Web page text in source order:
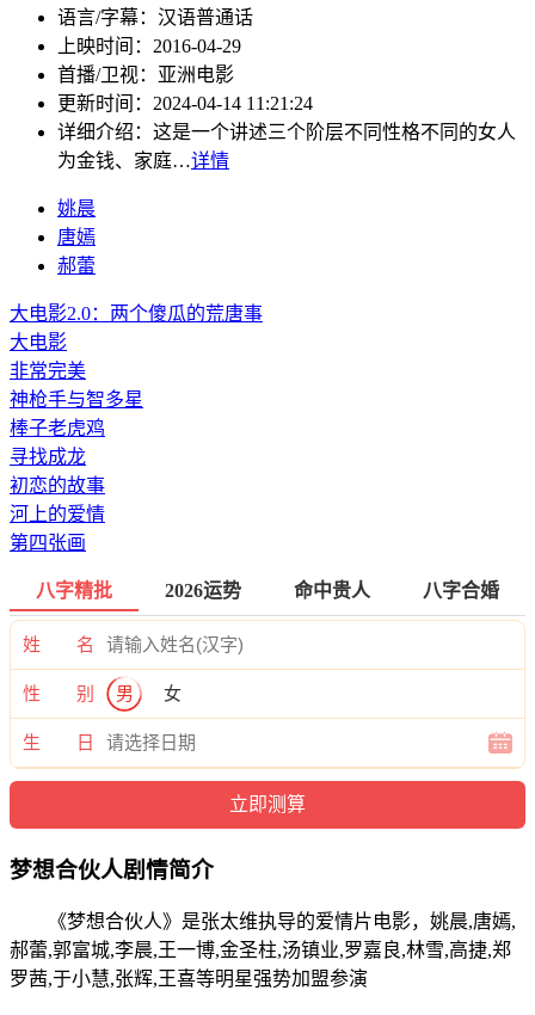
语言/字幕： 汉语普通话
上映时间： 2016-04-29
首播/卫视： 亚洲电影
更新时间： 2024-04-14 11:21:24
详细介绍： 这是一个讲述三个阶层不同性格不同的女人
为金钱、家庭…详情
姚晨
唐嫣
郝蕾
大电影2.0：两个傻瓜的荒唐事
大电影
非常完美
神枪手与智多星
棒子老虎鸡
寻找成龙
初恋的故事
河上的爱情
第四张画
八字精批 2026运势 命中贵人 八字合婚
姓 名
性 别 男 女
生 日
梦想合伙人剧情简介
《梦想合伙人》是张太维执导的爱情片电影，姚晨,唐嫣,
郝蕾,郭富城,李晨,王一博,金圣柱,汤镇业,罗嘉良,林雪,高捷,郑
罗茜,于小慧,张辉,王喜等明星强势加盟参演